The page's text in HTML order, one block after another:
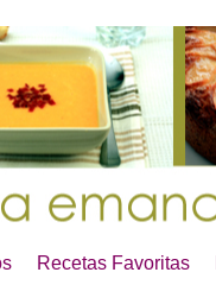
Recetas Favoritas